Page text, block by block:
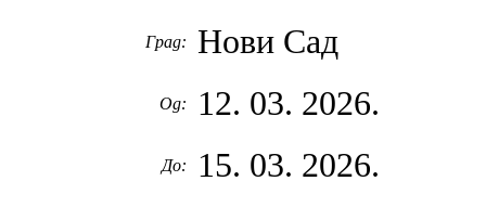
Град: Нови Сад
Од: 12. 03. 2026.
До: 15. 03. 2026.